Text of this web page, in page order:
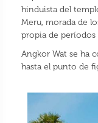
hinduista del
Meru, morada de
propia de períodos
Angkor Wat se ha
hasta el punto de